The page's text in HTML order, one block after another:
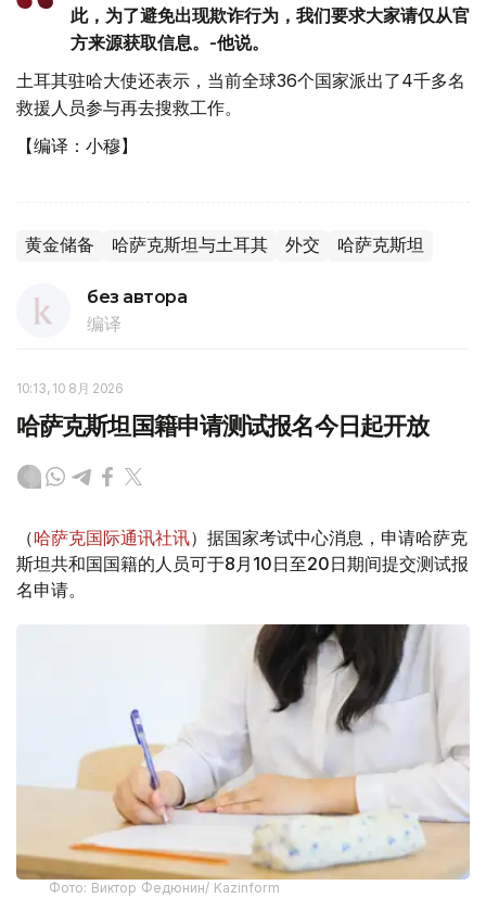
此，为了避免出现欺诈行为，我们要求大家请仅从官
方来源获取信息。-他说。
土耳其驻哈大使还表示，当前全球36个国家派出了4千多名
救援人员参与再去搜救工作。
【编译：小穆】
黄金储备 哈萨克斯坦与土耳其 外交 哈萨克斯坦
без автора
编译
10:13, 10 8月 2026
哈萨克斯坦国籍申请测试报名今日起开放
（哈萨克国际通讯社讯）据国家考试中心消息，申请哈萨克
斯坦共和国国籍的人员可于8月10日至20日期间提交测试报
名申请。
Фото: Виктор Федюнин/ Kazinform